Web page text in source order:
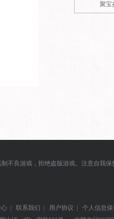
聚宝
制不良游戏，拒绝盗版游戏。注意自我
| 联系我们 | 用户协议 |
个人信息